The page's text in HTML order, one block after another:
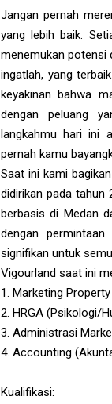
Jangan pernah
yang lebih baik.
menemukan potensi
ingatlah, yang
keyakinan bahwa
dengan peluang
langkahmu hari ini
pernah kamu
Saat ini kami
didirikan pada tahun
berbasis di Medan
dengan
signifikan untuk
Vigourland saat ini
1. Marketing
2. HRGA (Psikologi/
3. Administrasi
4. Accounting
Kualifikasi: